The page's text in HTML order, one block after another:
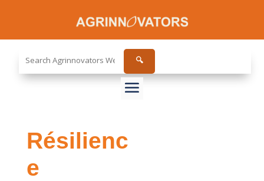
site...
🔍
Résilienc
e